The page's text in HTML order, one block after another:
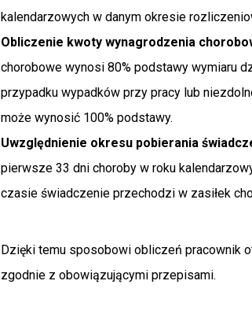
kalendarzowych w danym okresie
Obliczenie kwoty wynagrodzenia
chorobowe wynosi 80% podstawy wymiaru
przypadku wypadków przy pracy lub
może wynosić 100% podstawy.
Uwzględnienie okresu pobierania
pierwsze 33 dni choroby w roku
czasie świadczenie przechodzi w zasiłek
Dzięki temu sposobowi obliczeń pracownik
zgodnie z obowiązującymi przepisami.